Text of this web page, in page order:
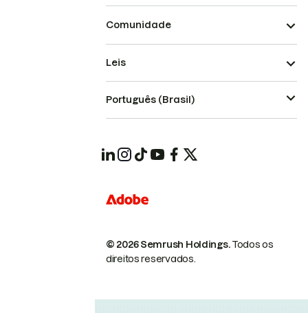
Comunidade
© 2026 Semrush Holdings.Todos os
direitos reservados.
Leis
Português (Brasil)